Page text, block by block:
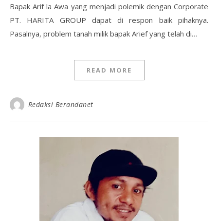
Bapak Arif la Awa yang menjadi polemik dengan Corporate
PT. HARITA GROUP dapat di respon baik pihaknya.
Pasalnya, problem tanah milik bapak Arief yang telah di…
READ MORE
Redaksi Berandanet